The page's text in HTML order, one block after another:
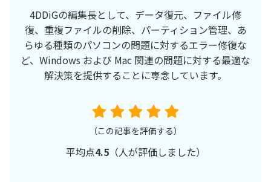
4DDiGの編集長として、データ復元、ファイル修
復、重複ファイルの削除、パーティション管理、あ
らゆる種類のパソコンの問題に対するエラー修復な
ど、Windows および Mac 関連の問題に対する最適な
解決策を提供することに専念しています。
（この記事を評価する）
平均点4.5（人が評価しました）